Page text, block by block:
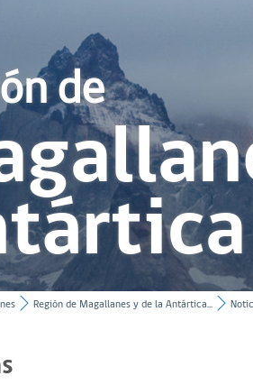
de
Región de Magallanes y de la Antártica...